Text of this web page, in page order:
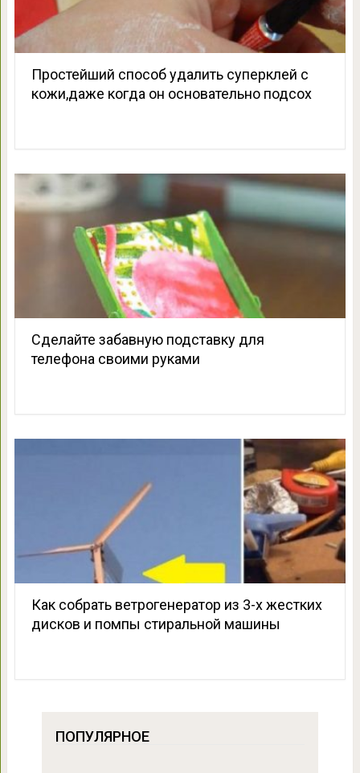
Простейший способ удалить суперклей с
кожи,даже когда он основательно подсох
Сделайте забавную подставку для
телефона своими руками
Как собрать ветрогенератор из 3-х жестких
дисков и помпы стиральной машины
ПОПУЛЯРНОЕ